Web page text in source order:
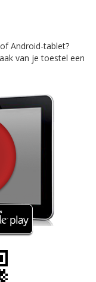
Android-tablet?
van je toestel een